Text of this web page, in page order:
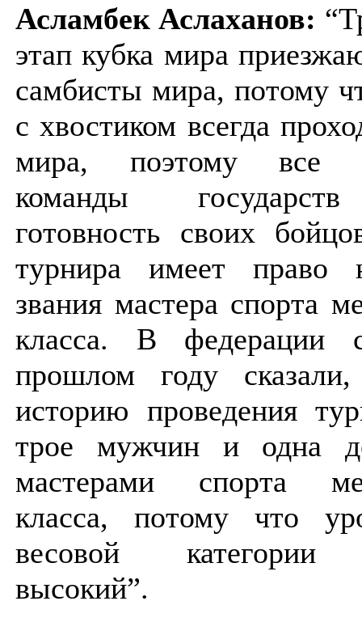
Асламбек Аслаханов:
этап кубка мира
самбисты мира, потому
с хвостиком всегда
мира, поэтому все
команды
готовность своих
турнира имеет право
звания мастера спорта
класса. В федерации
прошлом году
историю проведения
трое мужчин и одна
мастерами спорта
класса, потому что
весовой категории
высокий”.